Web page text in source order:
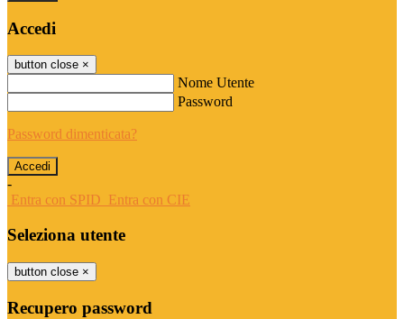
Accedi
button close ×
Nome Utente
Password
Password dimenticata?
-
Entra con SPID Entra con CIE
Seleziona utente
button close ×
Recupero password